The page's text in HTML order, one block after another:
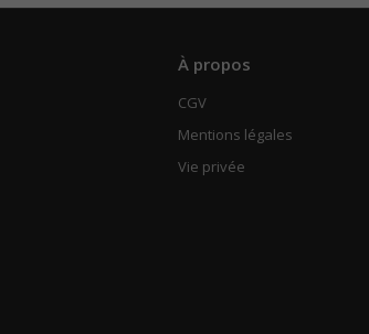
À propos
CGV
Mentions légales
Vie privée